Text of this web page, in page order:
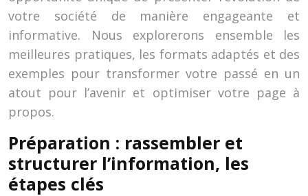
votre société de manière engageante et
informative. Nous explorerons ensemble les
meilleures pratiques, les formats adaptés et des
exemples pour transformer votre passé en un
atout pour l’avenir et optimiser votre page à
propos.
Préparation : rassembler et
structurer l’information, les
étapes clés